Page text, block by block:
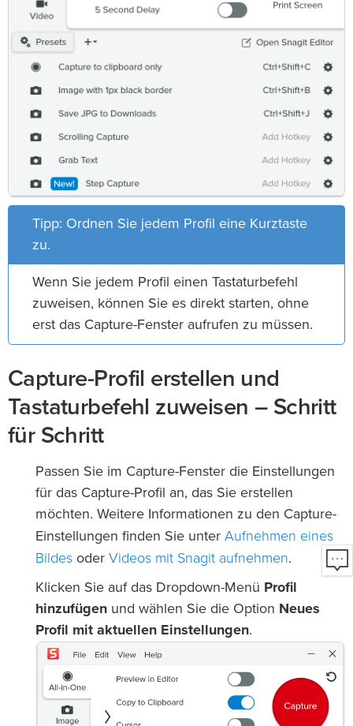
Tipp: Ordnen Sie jedem Profil eine Kurztaste
zu.
Wenn Sie jedem Profil einen Tastaturbefehl
zuweisen, können Sie es direkt starten, ohne
erst das Capture-Fenster aufrufen zu müssen.
Capture-Profil erstellen und
Tastaturbefehl zuweisen – Schritt
für Schritt
Passen Sie im Capture-Fenster die Einstellungen
für das Capture-Profil an, das Sie erstellen
möchten. Weitere Informationen zu den Capture-
Einstellungen finden Sie unter Aufnehmen eines
Bildes oder Videos mit Snagit aufnehmen.
Klicken Sie auf das Dropdown-Menü Profil
hinzufügen und wählen Sie die Option Neues
Profil mit aktuellen Einstellungen.